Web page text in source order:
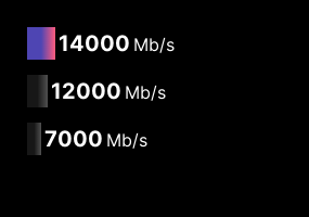
14000 Mb/s
12000 Mb/s
7000 Mb/s